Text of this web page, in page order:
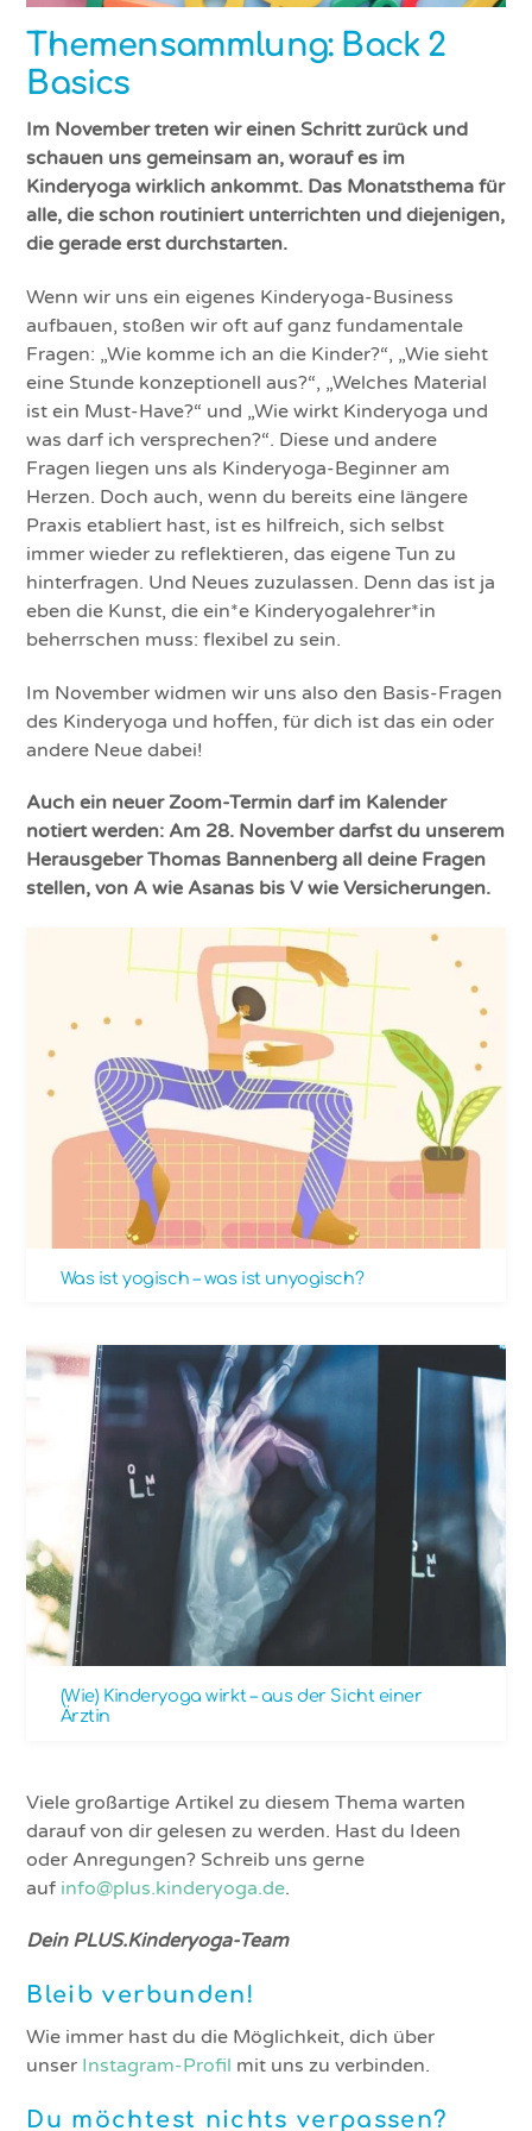
Themensammlung: Back 2
Basics
Im November treten wir einen Schritt zurück und
schauen uns gemeinsam an, worauf es im
Kinderyoga wirklich ankommt. Das Monatsthema für
alle, die schon routiniert unterrichten und diejenigen,
die gerade erst durchstarten.
Wenn wir uns ein eigenes Kinderyoga-Business
aufbauen, stoßen wir oft auf ganz fundamentale
Fragen: „Wie komme ich an die Kinder?“, „Wie sieht
eine Stunde konzeptionell aus?“, „Welches Material
ist ein Must-Have?“ und „Wie wirkt Kinderyoga und
was darf ich versprechen?“. Diese und andere
Fragen liegen uns als Kinderyoga-Beginner am
Herzen. Doch auch, wenn du bereits eine längere
Praxis etabliert hast, ist es hilfreich, sich selbst
immer wieder zu reflektieren, das eigene Tun zu
hinterfragen. Und Neues zuzulassen. Denn das ist ja
eben die Kunst, die ein*e Kinderyogalehrer*in
beherrschen muss: flexibel zu sein.
Im November widmen wir uns also den Basis-Fragen
des Kinderyoga und hoffen, für dich ist das ein oder
andere Neue dabei!
Auch ein neuer Zoom-Termin darf im Kalender
notiert werden: Am 28. November darfst du unserem
Herausgeber Thomas Bannenberg all deine Fragen
stellen, von A wie Asanas bis V wie Versicherungen.
Was ist yogisch – was ist unyogisch?
(Wie) Kinderyoga wirkt – aus der Sicht einer
Ärztin
Viele großartige Artikel zu diesem Thema warten
darauf von dir gelesen zu werden. Hast du Ideen
oder Anregungen? Schreib uns gerne
auf info@plus.kinderyoga.de.
Dein PLUS.Kinderyoga-Team
Bleib verbunden!
Wie immer hast du die Möglichkeit, dich über
unser Instagram-Profil mit uns zu verbinden.
Du möchtest nichts verpassen?